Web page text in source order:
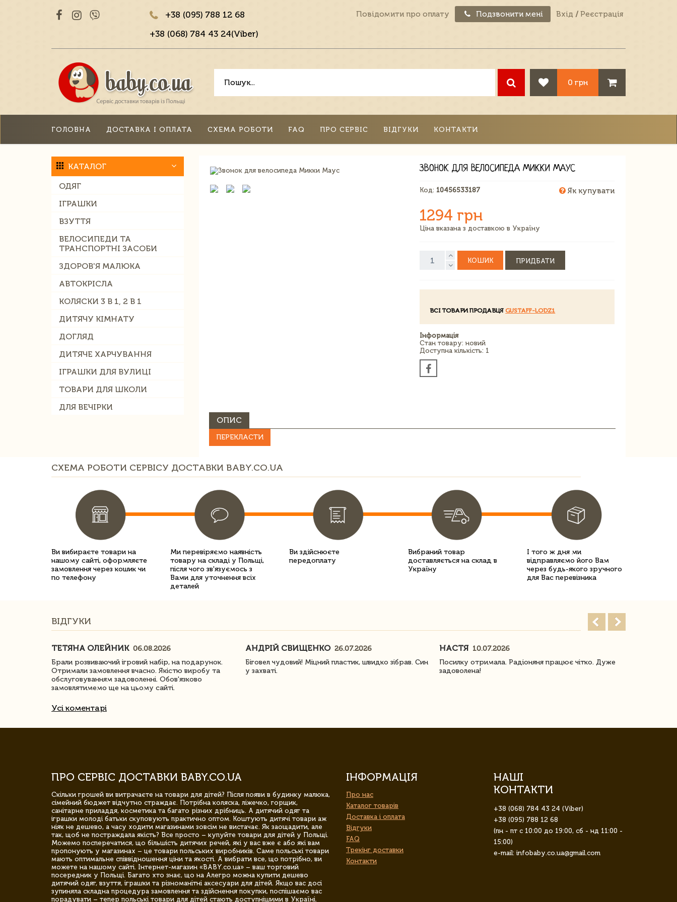
+38 (095) 788 12 68
+38 (068) 784 43 24(Viber)
Повідомити про оплату Подзвонити мені Вхід / Реєстрація
0 грн
ГОЛОВНА ДОСТАВКА І ОПЛАТА СХЕМА РОБОТИ FAQ ПРО СЕРВІС ВІДГУКИ КОНТАКТИ
КАТАЛОГ
ОДЯГ
ІГРАШКИ
ВЗУТТЯ
ВЕЛОСИПЕДИ ТА
ТРАНСПОРТНІ ЗАСОБИ
ЗДОРОВ'Я МАЛЮКА
АВТОКРІСЛА
КОЛЯСКИ 3 В 1, 2 В 1
ДИТЯЧУ КІМНАТУ
ДОГЛЯД
ДИТЯЧЕ ХАРЧУВАННЯ
ІГРАШКИ ДЛЯ ВУЛИЦІ
ТОВАРИ ДЛЯ ШКОЛИ
ДЛЯ ВЕЧІРКИ
ЗВОНОК ДЛЯ ВЕЛОСИПЕДА МИККИ МАУС
Код: 10456533187 Як купувати
1294 грн
Ціна вказана з доставкою в Україну
КОШИК ПРИДБАТИ
ВСІ ТОВАРИ ПРОДАВЦЯGUSTAFF-LODZ1
Інформація
Стан товару: новий
Доступна кількість: 1
ОПИС
ПЕРЕКЛАСТИ
СХЕМА РОБОТИ СЕРВІСУ ДОСТАВКИ BABY.CO.UA
Ви вибираєте товари на
нашому сайті, оформляєте
замовлення через кошик чи
по телефону
Ми перевіряємо наявність
товару на складі у Польщі,
після чого зв'язуємось з
Вами для уточнення всіх
деталей
Ви здійснюєте
передоплату
Вибраний товар
доставляється на склад в
Україну
І того ж дня ми
відправляємо його Вам
через будь-якого зручного
для Вас перевізника
ВІДГУКИ
ТЕТЯНА ОЛЕЙНИК 06.08.2026
Брали розвиваючий ігровий набір, на подарунок.
Отримали замовлення вчасно. Якістю виробу та
обслуговуванням задоволенні. Обов'язково
замовлятимемо ще на цьому сайті.
АНДРІЙ СВИЩЕНКО 26.07.2026
Біговел чудовий! Міцний пластик, швидко зібрав. Син
у захваті.
НАСТЯ 10.07.2026
Посилку отримала. Радіоняня працює чітко. Дуже
задоволена!
Усі коментарі
ПРО СЕРВІС ДОСТАВКИ BABY.CO.UA
Скільки грошей ви витрачаєте на товари для дітей? Після появи в будинку малюка,
сімейний бюджет відчутно страждає. Потрібна коляска, ліжечко, горщик,
санітарне приладдя, косметика та багато різних дрібниць. А дитячий одяг та
іграшки молоді батьки скуповують практично оптом. Коштують дитячі товари аж
ніяк не дешево, а часу ходити магазинами зовсім не вистачає. Як заощадити, але
так, щоб не постраждала якість? Все просто – купуйте товари для дітей у Польщі.
Можемо посперечатися, що більшість дитячих речей, які у вас вже є або які вам
пропонують у магазинах – це товари польських виробників. Саме польські товари
мають оптимальне співвідношення ціни та якості. А вибрати все, що потрібно, ви
можете на нашому сайті. Інтернет-магазин «BABY.co.ua» – ваш торговий
посередник у Польщі. Багато хто знає, що на Алегро можна купити дешево
дитячий одяг, взуття, іграшки та різноманітні аксесуари для дітей. Якщо вас досі
зупиняла складна процедура замовлення та здійснення покупки, поспішаємо вас
порадувати – тепер польські товари для дітей стають доступнішими в Україні.
ІНФОРМАЦІЯ
Про нас
Каталог товарів
Доставка і оплата
Відгуки
FAQ
Трекінг доставки
Контакти
НАШІ
КОНТАКТИ
+38 (068) 784 43 24 (Viber)
+38 (095) 788 12 68
(пн - пт с 10:00 до 19:00, сб - нд 11:00 -
15:00)
e-mail: infobaby.co.ua@gmail.com